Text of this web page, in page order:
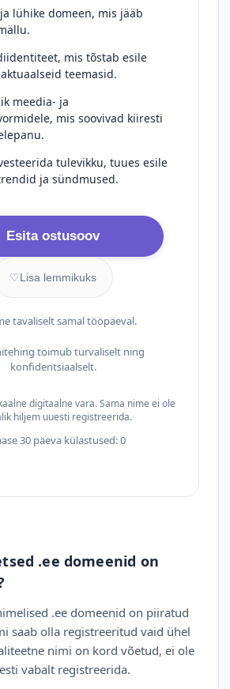
lühike domeen, mis jääb
mis tõstab esile
teemasid.
meedia- ja
mis soovivad kiiresti
tulevikku, tuues esile
ja sündmused.
Esita ostusoov
♡Lisa lemmikuks
tavaliselt samal tööpäeval.
toimub turvaliselt ning
konfidentsiaalselt.
digitaalne vara. Sama nime ei ole
hiljem uuesti registreerida.
30 päeva külastused: 0
.ee domeenid on
.ee domeenid on piiratud
saab olla registreeritud vaid ühel
nimi on kord võetud, ei ole
vabalt registreerida.